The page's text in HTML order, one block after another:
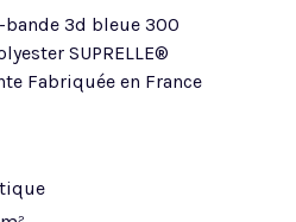
3d bleue 300
SUPRELLE®
Fabriquée en France